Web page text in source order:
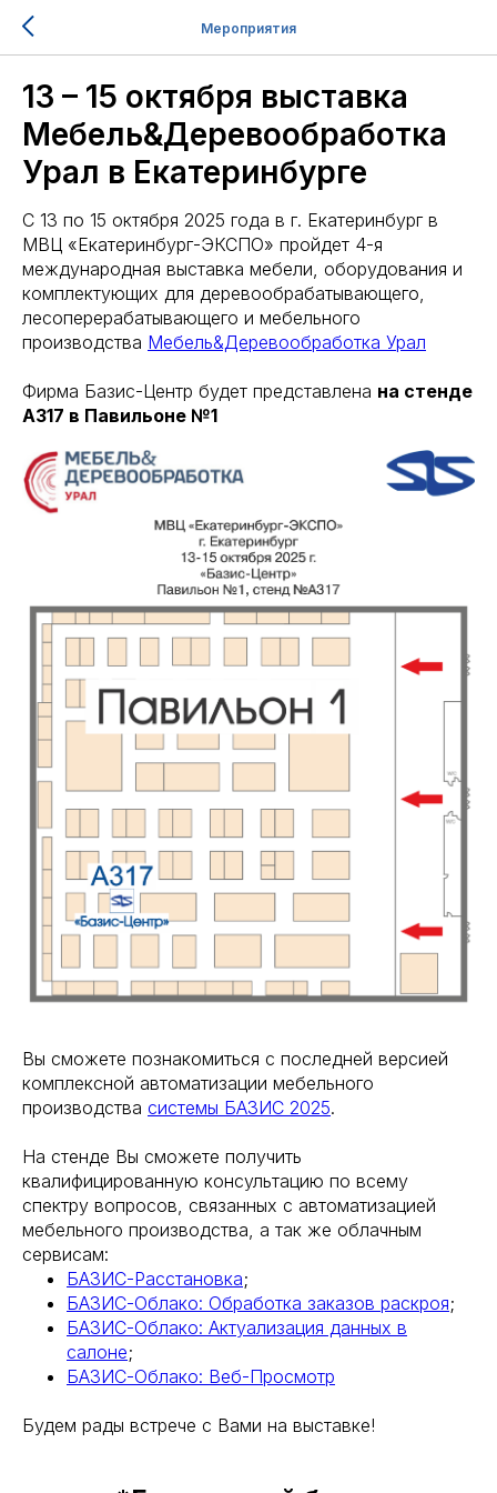
Мероприятия
13 – 15 октября выставка
Мебель&Деревообработка
Урал в Екатеринбурге
С 13 по 15 октября 2025 года в г. Екатеринбург в
МВЦ «Екатеринбург-ЭКСПО» пройдет 4-я
международная выставка мебели, оборудования и
комплектующих для деревообрабатывающего,
лесоперерабатывающего и мебельного
производства Мебель&Деревообработка Урал
Фирма Базис-Центр будет представлена на стенде
А317 в Павильоне №1
Вы сможете познакомиться с последней версией
комплексной автоматизации мебельного
производства системы БАЗИС 2025.
На стенде Вы сможете получить
квалифицированную консультацию по всему
спектру вопросов, связанных с автоматизацией
мебельного производства, а так же облачным
сервисам:
БАЗИС-Расстановка;
БАЗИС-Облако: Обработка заказов раскроя;
БАЗИС-Облако: Актуализация данных в
салоне;
БАЗИС-Облако: Веб-Просмотр
Будем рады встрече с Вами на выставке!